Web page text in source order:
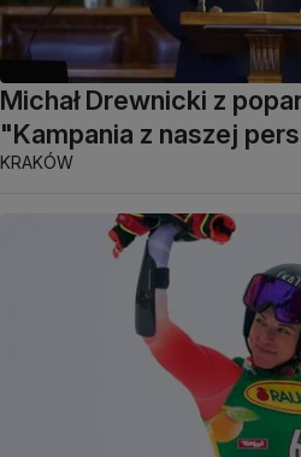
Michał Drewnicki z
"Kampania z naszej
KRAKÓW